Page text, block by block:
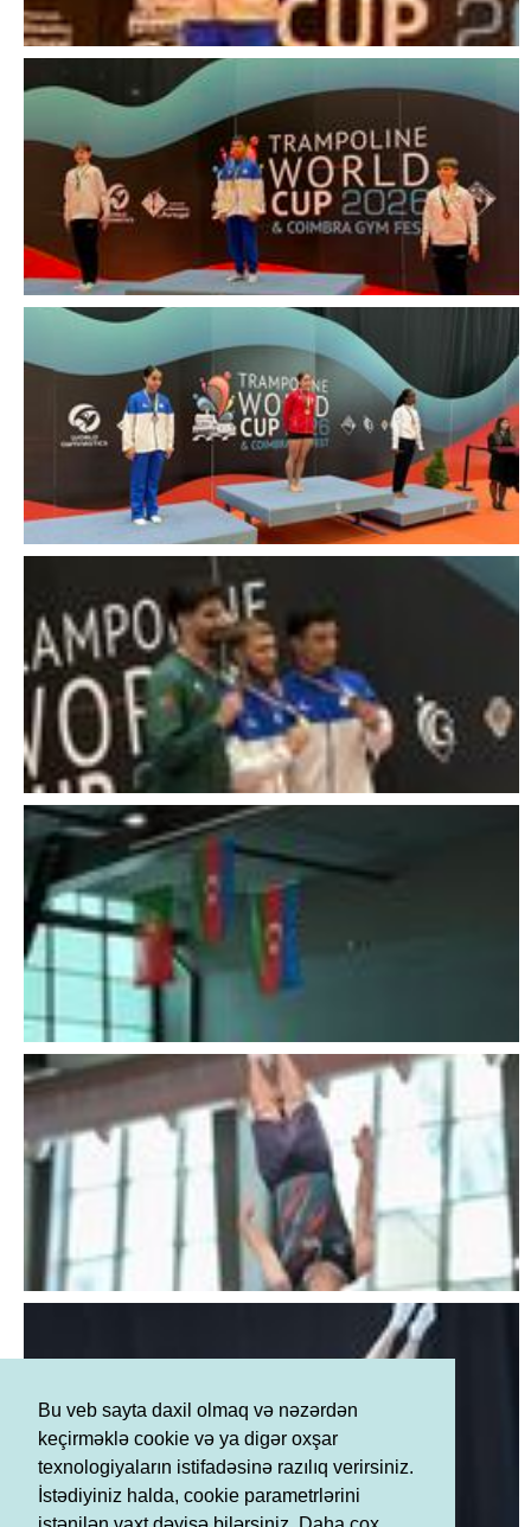
Bu veb sayta daxil olmaq və nəzərdən
keçirməklə cookie və ya digər oxşar
texnologiyaların istifadəsinə razılıq verirsiniz.
İstədiyiniz halda, cookie parametrlərini